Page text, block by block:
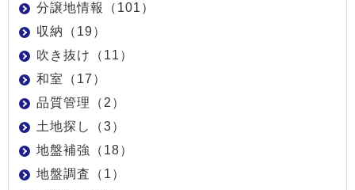
分譲地情報（101）
収納（19）
吹き抜け（11）
和室（17）
品質管理（2）
土地探し（3）
地盤補強（18）
地盤調査（1）